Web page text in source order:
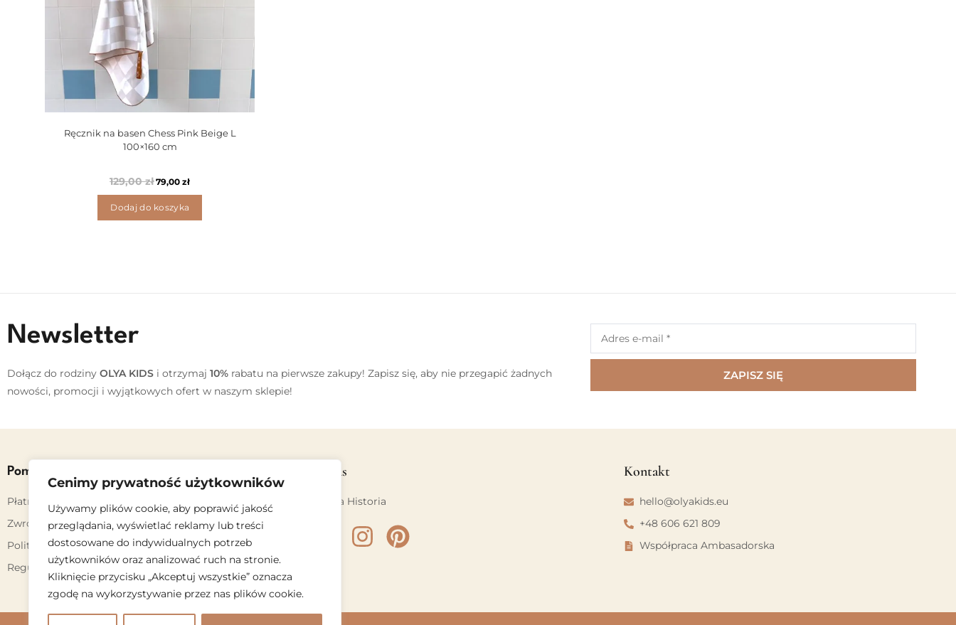
Cenimy prywatność użytkowników
Używamy plików cookie, aby poprawić jakość
przeglądania, wyświetlać reklamy lub treści
dostosowane do indywidualnych potrzeb
użytkowników oraz analizować ruch na stronie.
Kliknięcie przycisku „Akceptuj wszystkie” oznacza
zgodę na wykorzystywanie przez nas plików cookie.
Ręcznik na basen Chess Pink Beige L
100×160 cm
129,00zł 79,00zł
Dodaj do koszyka
Newsletter
Dołącz do rodziny OLYA KIDS i otrzymaj 10% rabatu na pierwsze zakupy! Zapisz się, aby nie przegapić żadnych
nowości, promocji i wyjątkowych ofert w naszym sklepie!
ZAPISZ SIĘ
Pomoc
Płatność i dostawa
Zwroty i reklamacje
Polityka Prywatności
Regulamin
O nas
Nasza Historia
Kontakt
hello@olyakids.eu
+48 606 621 809
Współpraca Ambasadorska